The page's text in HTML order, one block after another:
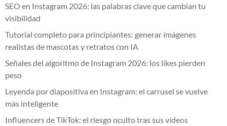
SEO en Instagram 2026: las palabras clave que cambian tu
visibilidad
Tutorial completo para principiantes: generar imágenes
realistas de mascotas y retratos con IA
Señales del algoritmo de Instagram 2026: los likes pierden
peso
Leyenda por diapositiva en Instagram: el carrusel se vuelve
más inteligente
Influencers de TikTok: el riesgo oculto tras sus vídeos